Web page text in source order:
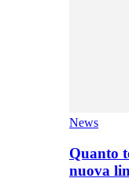
News
Quanto
nuova